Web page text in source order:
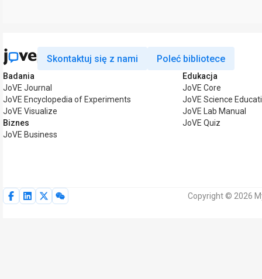
Skontaktuj się z nami Poleć bibliotece
Badania
JoVE Journal
JoVE Encyclopedia of Experiments
JoVE Visualize
Biznes
JoVE Business
Edukacja
JoVE Core
JoVE Science
JoVE Lab Manual
JoVE Quiz
Copyright © 2026